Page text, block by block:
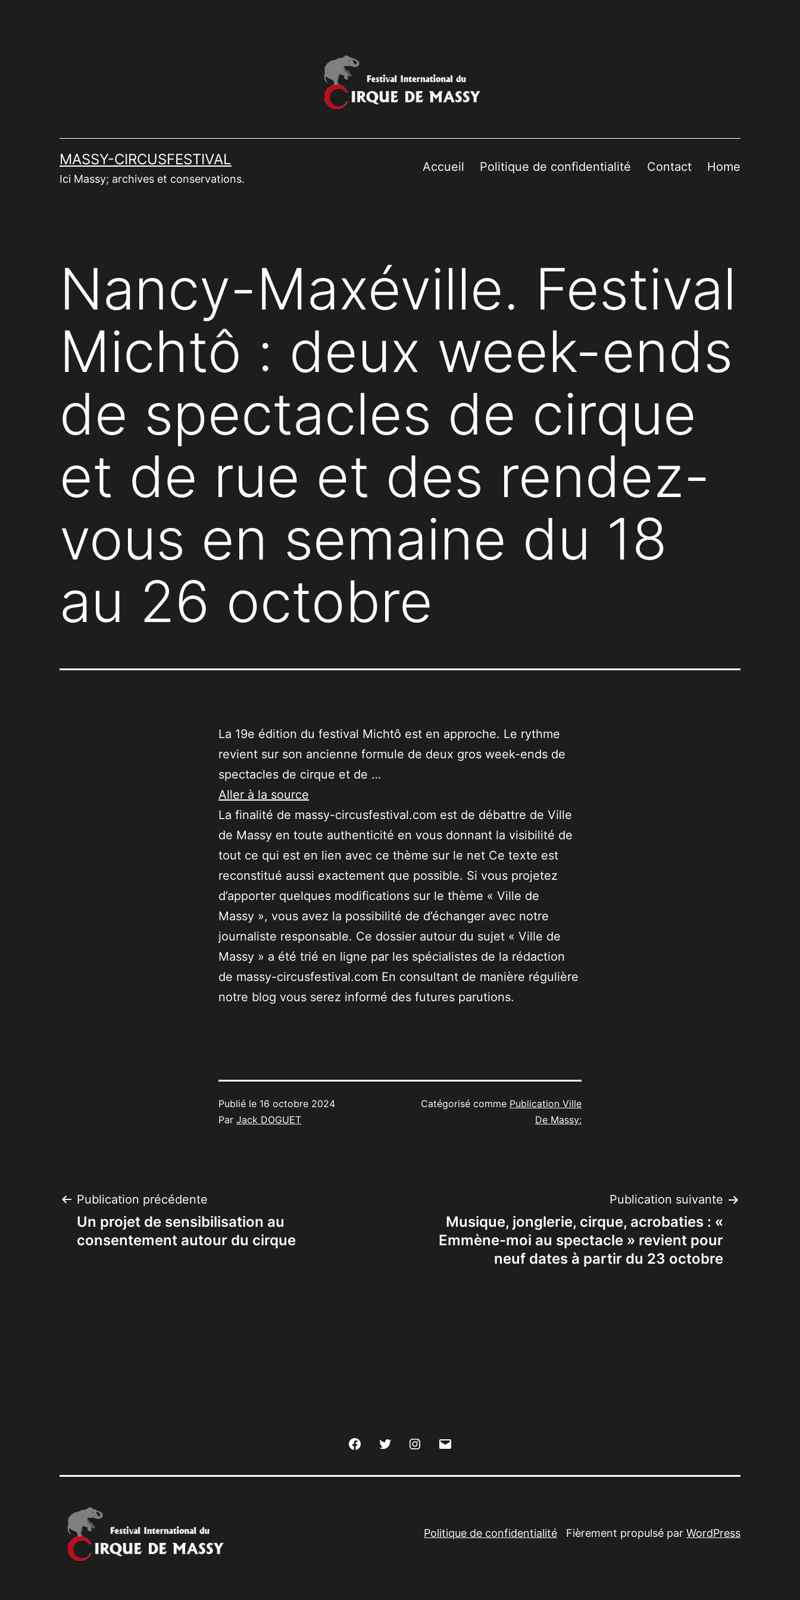
MASSY-CIRCUSFESTIVAL
Ici Massy; archives et conservations.
Accueil Politique de confidentialité Contact Home
Nancy-Maxéville. Festival
Michtô : deux week-ends
de spectacles de cirque
et de rue et des rendez-
vous en semaine du 18
au 26 octobre
La 19e édition du festival Michtô est en approche. Le rythme
revient sur son ancienne formule de deux gros week-ends de
spectacles de cirque et de …
Aller à la source
La finalité de massy-circusfestival.com est de débattre de Ville
de Massy en toute authenticité en vous donnant la visibilité de
tout ce qui est en lien avec ce thème sur le net Ce texte est
reconstitué aussi exactement que possible. Si vous projetez
d’apporter quelques modifications sur le thème « Ville de
Massy », vous avez la possibilité de d’échanger avec notre
journaliste responsable. Ce dossier autour du sujet « Ville de
Massy » a été trié en ligne par les spécialistes de la rédaction
de massy-circusfestival.com En consultant de manière régulière
notre blog vous serez informé des futures parutions.
Publié le 16 octobre 2024
Par Jack DOGUET
Catégorisé comme Publication Ville
De Massy:
Navigation
de
Publication précédente
Un projet de sensibilisation au
consentement autour du cirque
Publication suivante
Musique, jonglerie, cirque, acrobaties : «
Emmène-moi au spectacle » revient pour
neuf dates à partir du 23 octobre
FacebookTwitter Instagram
Politique de confidentialité Fièrement propulsé par WordPress